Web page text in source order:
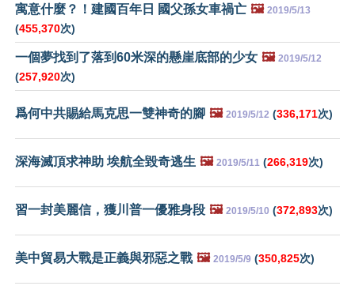
寓意什麼？！建國百年日 國父孫女車禍亡 🖼️ 2019/5/13
(455,370次)
一個夢找到了落到60米深的懸崖底部的少女 🖼️ 2019/5/12
(257,920次)
爲何中共賜給馬克思一雙神奇的腳 🖼️ 2019/5/12 (336,171次)
深海滅頂求神助 埃航全毀奇逃生 🖼️ 2019/5/11 (266,319次)
習一封美麗信，獲川普一優雅身段 🖼️ 2019/5/10 (372,893次)
美中貿易大戰是正義與邪惡之戰 🖼️ 2019/5/9 (350,825次)